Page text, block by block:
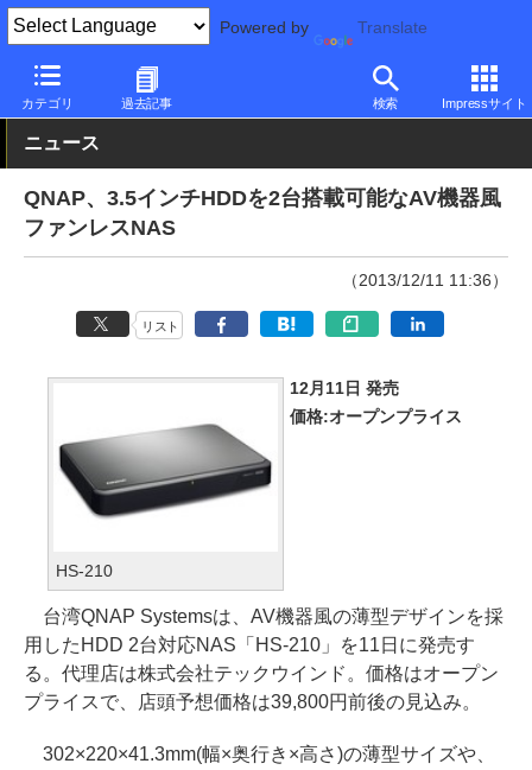
Powered by Translate
カテゴリ 過去記事 検索 Impressサイト
PC Watch 半導体/周辺機器
ニュース
QNAP、3.5インチHDDを2台搭載可能なAV機器風
ファンレスNAS
（2013/12/11 11:36）
リスト
HS-210
12月11日 発売
価格:オープンプライス
台湾QNAP Systemsは、AV機器風の薄型デザインを採
用したHDD 2台対応NAS「HS-210」を11日に発売す
る。代理店は株式会社テックウインド。価格はオープン
プライスで、店頭予想価格は39,800円前後の見込み。
302×220×41.3mm(幅×奥行き×高さ)の薄型サイズや、